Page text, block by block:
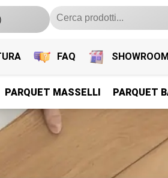
)
FAQ
PARQUET PREFINITI
Parquet Legno Prefiniti
PARQUET MASSELLI PARQUET
PARQUET PREFINITI
Parquet Legno Prefiniti